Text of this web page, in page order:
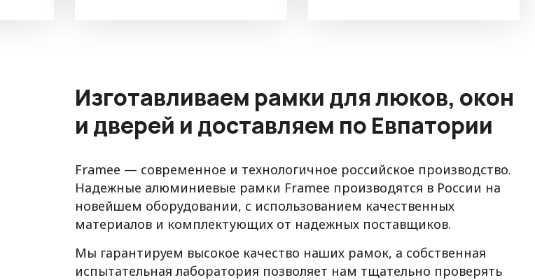
Изготавливаем рамки для люков, окон
и дверей и доставляем по Евпатории
Framee — современное и технологичное российское производство.
Надежные алюминиевые рамки Framee производятся в России на
новейшем оборудовании, с использованием качественных
материалов и комплектующих от надежных поставщиков.
Мы гарантируем высокое качество наших рамок, а собственная
испытательная лаборатория позволяет нам тщательно проверять